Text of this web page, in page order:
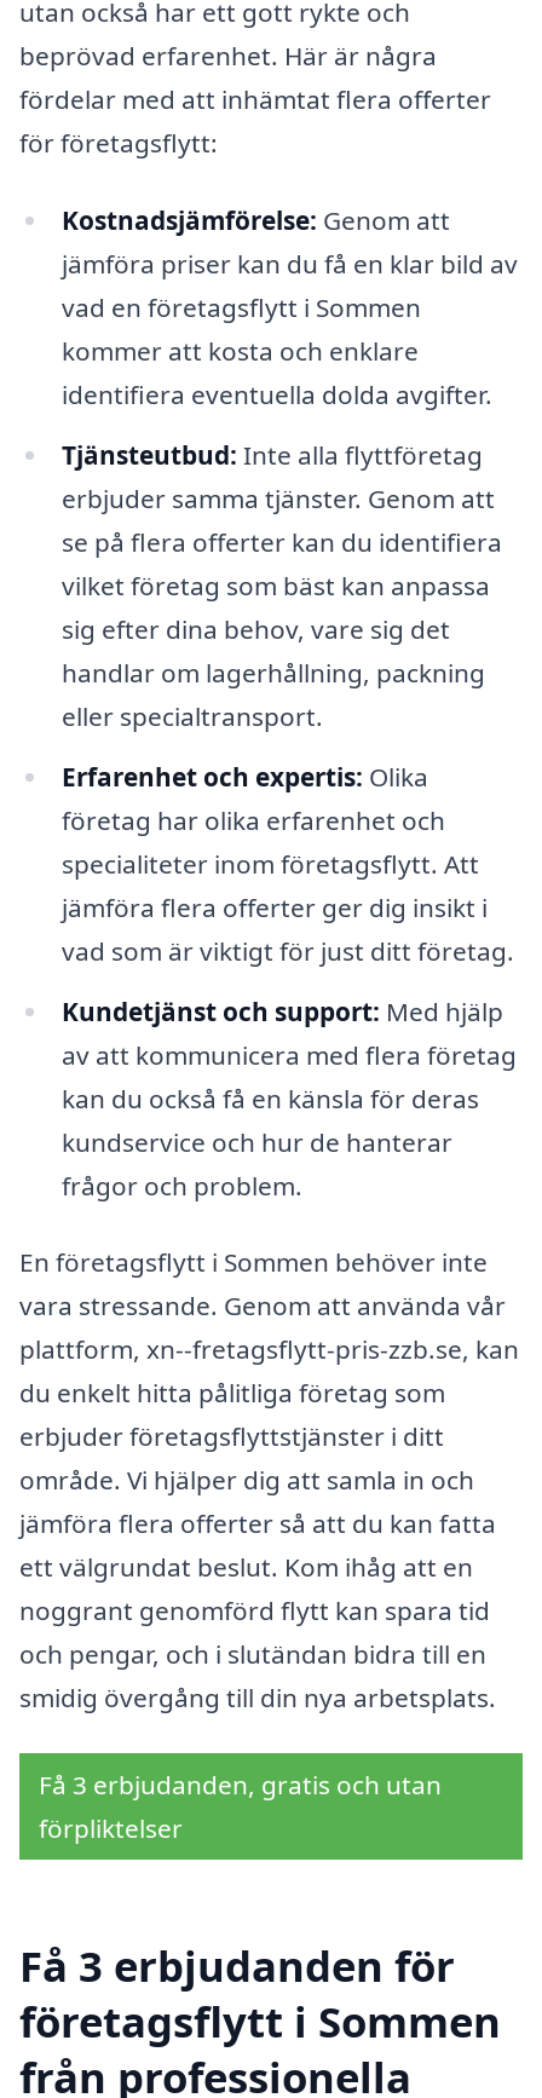
utan också har ett gott rykte och
beprövad erfarenhet. Här är några
fördelar med att inhämtat flera offerter
för företagsflytt:
Kostnadsjämförelse: Genom att
jämföra priser kan du få en klar bild av
vad en företagsflytt i Sommen
kommer att kosta och enklare
identifiera eventuella dolda avgifter.
Tjänsteutbud: Inte alla flyttföretag
erbjuder samma tjänster. Genom att
se på flera offerter kan du identifiera
vilket företag som bäst kan anpassa
sig efter dina behov, vare sig det
handlar om lagerhållning, packning
eller specialtransport.
Erfarenhet och expertis: Olika
företag har olika erfarenhet och
specialiteter inom företagsflytt. Att
jämföra flera offerter ger dig insikt i
vad som är viktigt för just ditt företag.
Kundetjänst och support: Med hjälp
av att kommunicera med flera företag
kan du också få en känsla för deras
kundservice och hur de hanterar
frågor och problem.
En företagsflytt i Sommen behöver inte
vara stressande. Genom att använda vår
plattform, xn--fretagsflytt-pris-zzb.se, kan
du enkelt hitta pålitliga företag som
erbjuder företagsflyttstjänster i ditt
område. Vi hjälper dig att samla in och
jämföra flera offerter så att du kan fatta
ett välgrundat beslut. Kom ihåg att en
noggrant genomförd flytt kan spara tid
och pengar, och i slutändan bidra till en
smidig övergång till din nya arbetsplats.
Få 3 erbjudanden, gratis och utan
förpliktelser
Få 3 erbjudanden för
företagsflytt i Sommen
från professionella